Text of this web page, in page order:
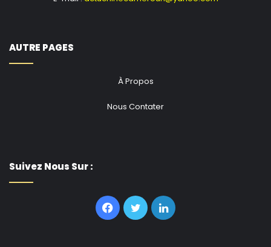
AUTRE PAGES
À Propos
Nous Contater
Suivez Nous Sur :
Facebook
TwitterLinkedin